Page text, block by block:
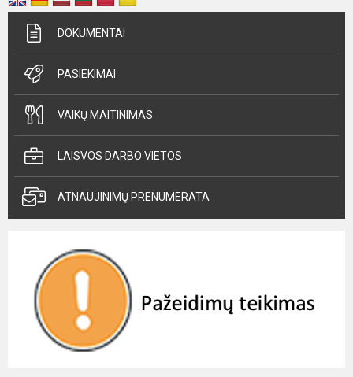
DOKUMENTAI
PASIEKIMAI
VAIKŲ MAITINIMAS
LAISVOS DARBO VIETOS
ATNAUJINIMŲ PRENUMERATA